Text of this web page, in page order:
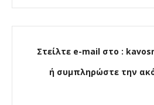
Στείλτε e-mail στο :
ή συμπληρώστε την